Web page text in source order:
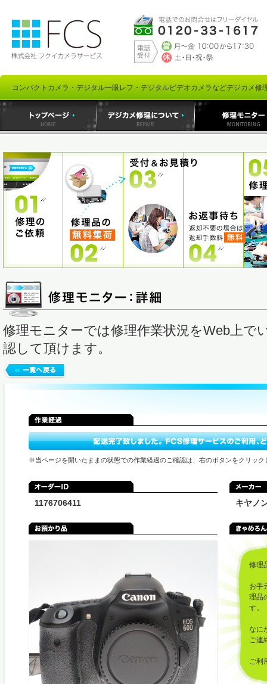
コンパクトカメラ・デジタル一眼レフ・デジタルビデオカメラなどデジカメ修
修理モニターでは修理作業状況をWeb上で
認して頂けます。
※当ページを開いたままの状態での作業経過のご確認は、右のボタンをクリック
1176706411 キヤノ
修理
お手
理品
す。
なに
ご連
ご利